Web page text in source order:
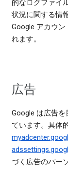
的なログファイ
状況に関する情
Google アカウ
れます。
広告
Google は広告
ています。具体
づく広告のパー